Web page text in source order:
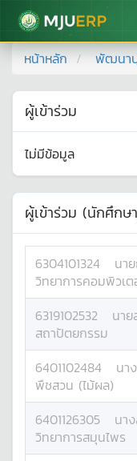
มหาวิทยาลัยแม่โจ้
หน้าหลัก พัฒนาบุ
ผู้เข้าร่วม
ไม่มีข้อมูล
ผู้เข้าร่วม (นักศึกษ
6304101324 นาย
วิทยาการคอมพิวเต
6319102532 นาย
สถาปัตยกรรม
6401102484 นา
พืชสวน (ไม้ผล)
6401126305 นา
วิทยาการสมุนไพร